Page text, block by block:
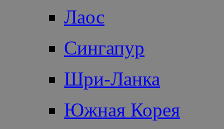
Лаос
Сингапур
Шри-Ланка
Южная Корея